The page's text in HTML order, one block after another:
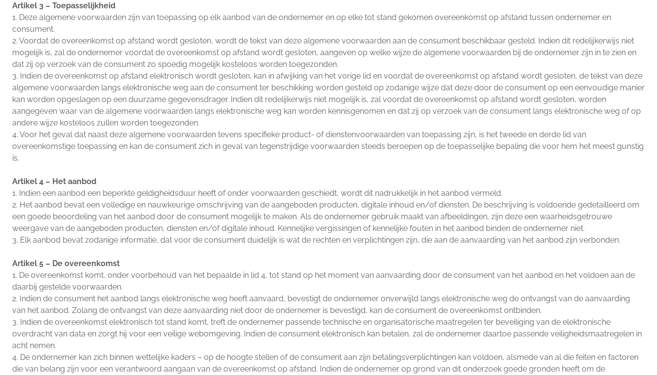
Artikel 3 – Toepasselijkheid
1. Deze algemene voorwaarden zijn van toepassing op elk aanbod van de ondernemer en op elke tot stand gekomen overeenkomst op afstand tussen ondernemer en
consument.
2. Voordat de overeenkomst op afstand wordt gesloten, wordt de tekst van deze algemene voorwaarden aan de consument beschikbaar gesteld. Indien dit redelijkerwijs niet
mogelijk is, zal de ondernemer voordat de overeenkomst op afstand wordt gesloten, aangeven op welke wijze de algemene voorwaarden bij de ondernemer zijn in te zien en
dat zij op verzoek van de consument zo spoedig mogelijk kosteloos worden toegezonden.
3. Indien de overeenkomst op afstand elektronisch wordt gesloten, kan in afwijking van het vorige lid en voordat de overeenkomst op afstand wordt gesloten, de tekst van deze
algemene voorwaarden langs elektronische weg aan de consument ter beschikking worden gesteld op zodanige wijze dat deze door de consument op een eenvoudige manier
kan worden opgeslagen op een duurzame gegevensdrager. Indien dit redelijkerwijs niet mogelijk is, zal voordat de overeenkomst op afstand wordt gesloten, worden
aangegeven waar van de algemene voorwaarden langs elektronische weg kan worden kennisgenomen en dat zij op verzoek van de consument langs elektronische weg of op
andere wijze kosteloos zullen worden toegezonden.
4. Voor het geval dat naast deze algemene voorwaarden tevens specifieke product- of dienstenvoorwaarden van toepassing zijn, is het tweede en derde lid van
overeenkomstige toepassing en kan de consument zich in geval van tegenstrijdige voorwaarden steeds beroepen op de toepasselijke bepaling die voor hem het meest gunstig
is.
Artikel 4 – Het aanbod
1. Indien een aanbod een beperkte geldigheidsduur heeft of onder voorwaarden geschiedt, wordt dit nadrukkelijk in het aanbod vermeld.
2. Het aanbod bevat een volledige en nauwkeurige omschrijving van de aangeboden producten, digitale inhoud en/of diensten. De beschrijving is voldoende gedetailleerd om
een goede beoordeling van het aanbod door de consument mogelijk te maken. Als de ondernemer gebruik maakt van afbeeldingen, zijn deze een waarheidsgetrouwe
weergave van de aangeboden producten, diensten en/of digitale inhoud. Kennelijke vergissingen of kennelijke fouten in het aanbod binden de ondernemer niet.
3. Elk aanbod bevat zodanige informatie, dat voor de consument duidelijk is wat de rechten en verplichtingen zijn, die aan de aanvaarding van het aanbod zijn verbonden.
Artikel 5 – De overeenkomst
1. De overeenkomst komt, onder voorbehoud van het bepaalde in lid 4, tot stand op het moment van aanvaarding door de consument van het aanbod en het voldoen aan de
daarbij gestelde voorwaarden.
2. Indien de consument het aanbod langs elektronische weg heeft aanvaard, bevestigt de ondernemer onverwijld langs elektronische weg de ontvangst van de aanvaarding
van het aanbod. Zolang de ontvangst van deze aanvaarding niet door de ondernemer is bevestigd, kan de consument de overeenkomst ontbinden.
3. Indien de overeenkomst elektronisch tot stand komt, treft de ondernemer passende technische en organisatorische maatregelen ter beveiliging van de elektronische
overdracht van data en zorgt hij voor een veilige webomgeving. Indien de consument elektronisch kan betalen, zal de ondernemer daartoe passende veiligheidsmaatregelen in
acht nemen.
4. De ondernemer kan zich binnen wettelijke kaders – op de hoogte stellen of de consument aan zijn betalingsverplichtingen kan voldoen, alsmede van al die feiten en factoren
die van belang zijn voor een verantwoord aangaan van de overeenkomst op afstand. Indien de ondernemer op grond van dit onderzoek goede gronden heeft om de